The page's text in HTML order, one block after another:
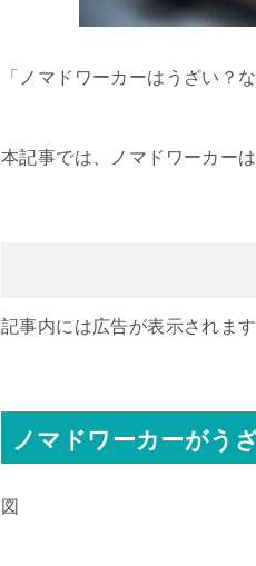
「ノマドワーカーはうざい？
本記事では、ノマドワーカー
記事内には広告が表示されます
ノマドワーカーがう
図